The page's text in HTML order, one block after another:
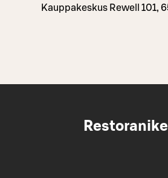
Kauppakeskus Rewell 101,